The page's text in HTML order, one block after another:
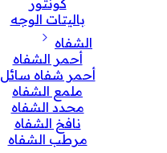
باليتات الوجه
الشفاه
أحمر الشفاه
أحمر شفاه سائل
ملمع الشفاه
محدد الشفاه
نافخ الشفاه
مرطب الشفاه